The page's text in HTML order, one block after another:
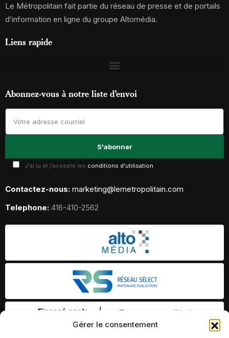
Gérer le consentement
Le Métropolitain fait partie du réseau de presse et de portails
d’information en ligne du groupe Altomédia.
Liens rapide
Abonnez-vous à notre liste d’envoi
J'ai lu et j'accepte les conditions d'utilisation
Contactez-nous: marketing@lemetropolitain.com
Telephone: 416-410-2562